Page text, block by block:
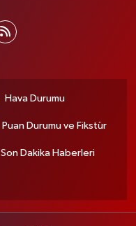
Hava Durumu
Puan Durumu ve Fikstür
Son Dakika Haberleri